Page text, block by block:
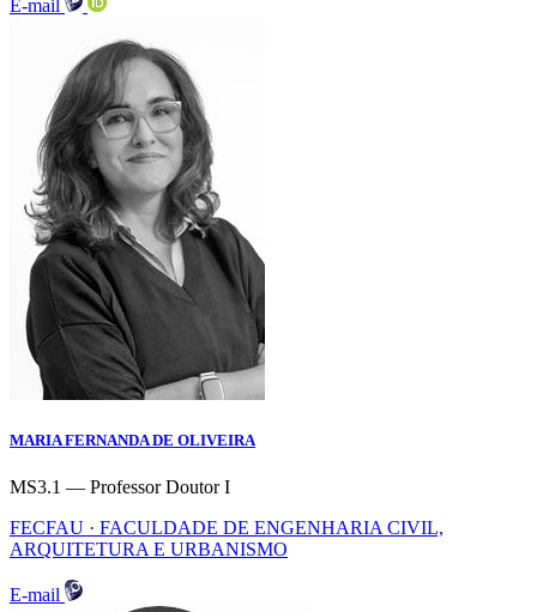
E-mail
MARIA FERNANDA DE OLIVEIRA
MS3.1 — Professor Doutor I
FECFAU · FACULDADE DE ENGENHARIA CIVIL,
ARQUITETURA E URBANISMO
E-mail